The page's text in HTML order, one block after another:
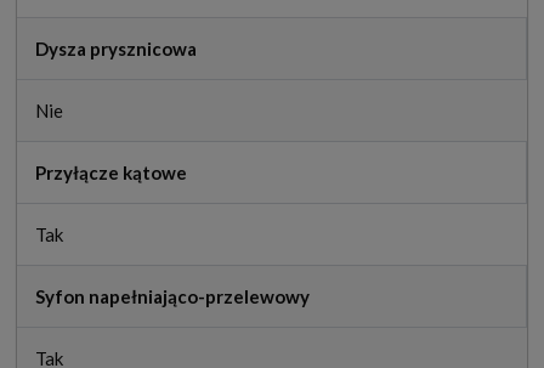
Dysza prysznicowa
Nie
Przyłącze kątowe
Tak
Syfon napełniająco-przelewowy
Tak